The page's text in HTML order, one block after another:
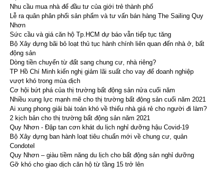
Nhu cầu mua nhà để đầu tư của giới trẻ thành phố
Lễ ra quân phân phối sản phẩm và tư vấn bán hàng The Sailing Quy
Nhơn
Sức cầu và giá căn hộ Tp.HCM dự báo vẫn tiếp tục tăng
Bộ Xây dựng bãi bỏ loạt thủ tục hành chính liên quan đến nhà ở, bất
động sản
Dòng tiền chuyển từ đất sang chung cư, nhà riêng?
TP Hồ Chí Minh kiến nghị giảm lãi suất cho vay để doanh nghiệp
vượt khó trong mùa dịch
Cơ hội bứt phá của thị trường bất động sản nửa cuối năm
Nhiều xung lực mạnh mẽ cho thị trường bất động sản cuối năm 2021
Ai xung phong giải bài toán khó về thiếu nhà giá rẻ cho người đi làm?
2 kịch bản cho thị trường bất động sản năm 2021
Quy Nhơn - Đập tan cơn khát du lịch nghỉ dưỡng hậu Covid-19
Bộ Xây dựng ban hành loạt tiêu chuẩn mới về chung cư, quản
Condotel
Quy Nhơn – giàu tiềm năng du lịch cho bất động sản nghỉ dưỡng
Gỡ khó cho giao dịch căn hộ từ tầng 15 trở lên